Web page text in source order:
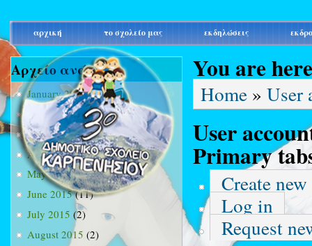
main_menu
αρχική το σχολείο μας εκδηλώσεις
Αρχείο ανά μήνα
January 2015(3)
February 2015(9)
March 2015(34)
April 2015(15)
May 2015(13)
June 2015(11)
July 2015 (2)
August 2015 (2)
You are here
Home » User
User
Primary
Create
Log in
Request